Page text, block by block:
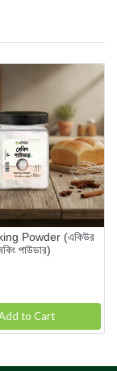
Flour (একিউর
কর্নফ্লাওয়ার)
Add to Cart